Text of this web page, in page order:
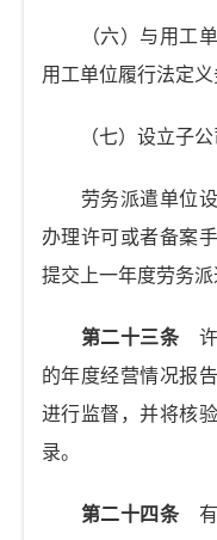
（六）与用工单
用工单位履行法定义
（七）设立子公
劳务派遣单位设
办理许可或者备案
提交上一年度劳务派
第二十三条许
的年度经营情况报
进行监督，并将核
录。
第二十四条有